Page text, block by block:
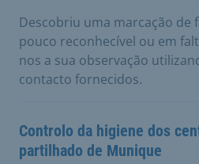
Descobriu uma marcação de
pouco reconhecível ou em
nos a sua observação
contacto fornecidos.
Controlo da higiene dos
partilhado de Munique